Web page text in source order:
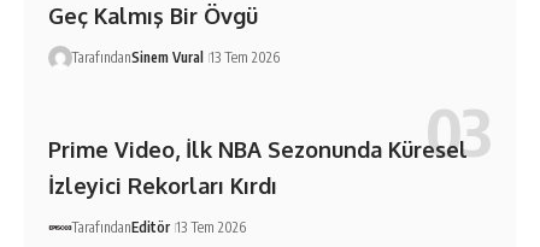
Geç Kalmış Bir Övgü
TarafındanSinem Vural 13 Tem 2026
Prime Video, İlk NBA Sezonunda Küresel
İzleyici Rekorları Kırdı
TarafındanEditör 13 Tem 2026